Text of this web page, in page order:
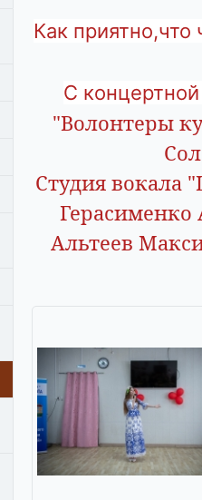
Как приятно,что
С
"Волонтеры
Студия
Альтеев